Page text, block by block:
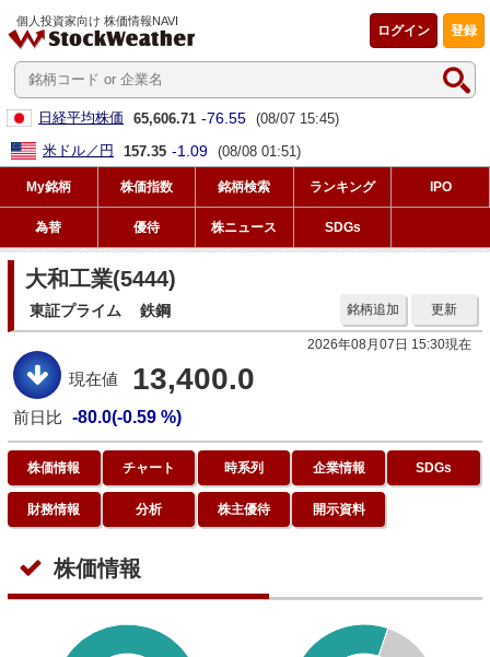
個人投資家向け 株価情報NAVI
登録
ログイン
日経平均株価 65,606.71 -76.55 (08/07 15:45)
米ドル／円
157.35 -1.09 (08/08 01:51)
My銘柄 株価指数 銘柄検索 ランキング IPO
為替 優待 株ニュース SDGs
大和工業(5444)
東証プライム 鉄鋼 更新
銘柄追加
2026年08月07日 15:30現在
現在値 13,400.0
前日比 -80.0(-0.59 %)
株価情報 チャート 時系列 企業情報 SDGs
財務情報 分析 株主優待 開示資料
株価情報